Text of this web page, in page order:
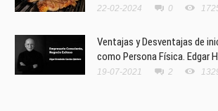
22-02-2024 0
Ventajas y Desventajas de
como Persona Física. Edgar
19-07-2021 2